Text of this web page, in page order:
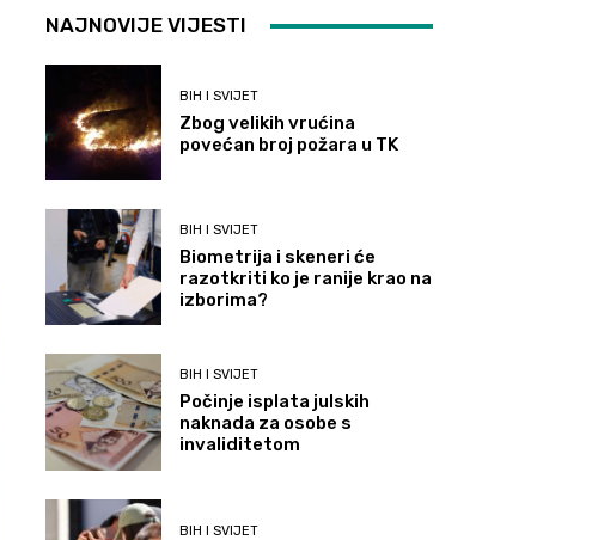
NAJNOVIJE VIJESTI
BIH I SVIJET
Zbog velikih vrućina
povećan broj požara u TK
BIH I SVIJET
Biometrija i skeneri će
razotkriti ko je ranije krao na
izborima?
BIH I SVIJET
Počinje isplata julskih
naknada za osobe s
invaliditetom
BIH I SVIJET